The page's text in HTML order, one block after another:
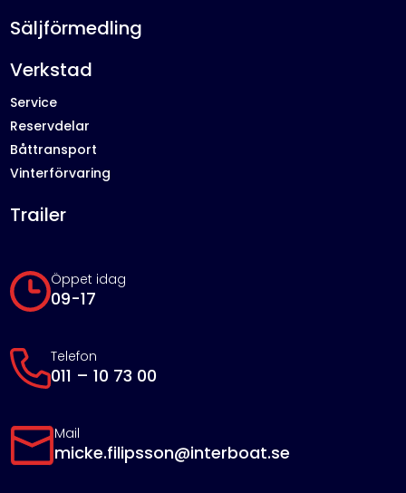
Öppet idag
09-17
Telefon
011 – 10 73 00
Mail
micke.filipsson@interboat.se
Säljförmedling
Verkstad
Service
Reservdelar
Båttransport
Vinterförvaring
Trailer